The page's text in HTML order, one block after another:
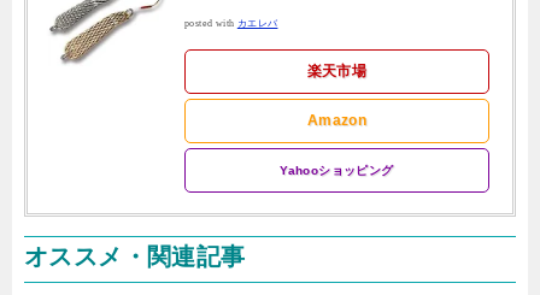
posted with カエレバ
楽天市場
Amazon
Yahooショッピング
オススメ・関連記事